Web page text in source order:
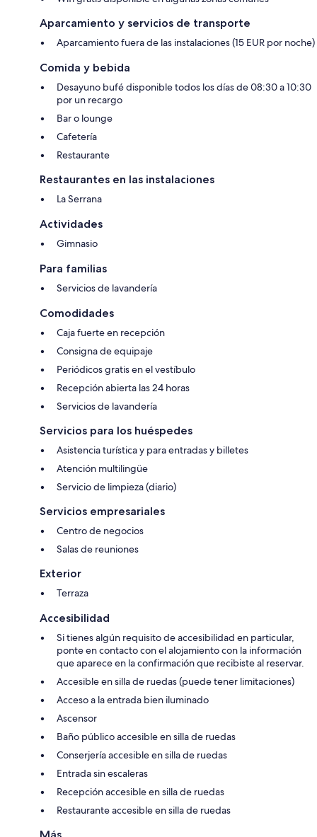
Aparcamiento y servicios de transporte
Aparcamiento fuera de las instalaciones (15 EUR por noche)
Comida y bebida
Desayuno bufé disponible todos los días de 08:30 a 10:30
por un recargo
Bar o lounge
Cafetería
Restaurante
Restaurantes en las instalaciones
La Serrana
Actividades
Gimnasio
Para familias
Servicios de lavandería
Comodidades
Caja fuerte en recepción
Consigna de equipaje
Periódicos gratis en el vestíbulo
Recepción abierta las 24 horas
Servicios de lavandería
Servicios para los huéspedes
Asistencia turística y para entradas y billetes
Atención multilingüe
Servicio de limpieza (diario)
Servicios empresariales
Centro de negocios
Salas de reuniones
Exterior
Terraza
Accesibilidad
Si tienes algún requisito de accesibilidad en particular,
ponte en contacto con el alojamiento con la información
que aparece en la confirmación que recibiste al reservar.
Accesible en silla de ruedas (puede tener limitaciones)
Acceso a la entrada bien iluminado
Ascensor
Baño público accesible en silla de ruedas
Conserjería accesible en silla de ruedas
Entrada sin escaleras
Recepción accesible en silla de ruedas
Restaurante accesible en silla de ruedas